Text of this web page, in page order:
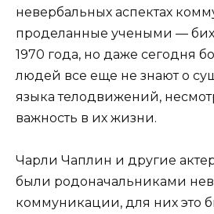
невербальных аспектах
проделанные учеными —
1970 года, но даже сегодня
людей все еще не знают о
языка телодвижений,
важность в их жизни.
Чарли Чаплин и другие
были родоначальниками
коммуникации, для них это